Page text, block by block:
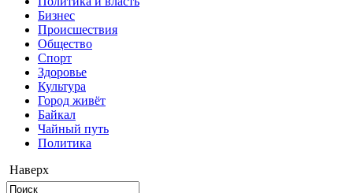
Бизнес
Происшествия
Общество
Cпорт
Здоровье
Культура
Город живёт
Байкал
Чайный путь
Политика
Наверх